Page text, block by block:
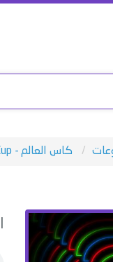
كاس العالم - FIFA World Cup